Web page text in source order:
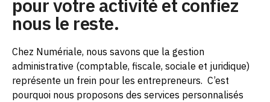
pour votre activité et confiez
nous le reste.
Chez Numériale, nous savons que la gestion
administrative (comptable, fiscale, sociale et juridique)
représente un frein pour les entrepreneurs. C’est
pourquoi nous proposons des services personnalisés